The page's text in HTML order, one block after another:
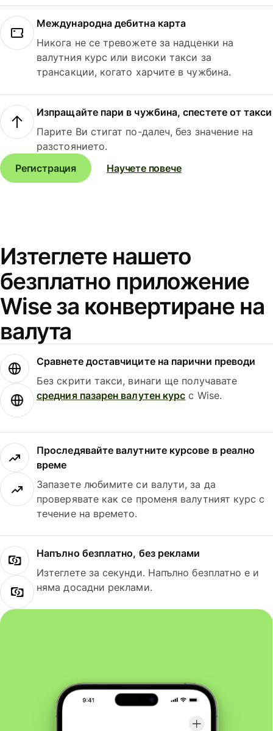
Международна дебитна карта
Никога не се тревожете за надценки на
валутния курс или високи такси за
трансакции, когато харчите в чужбина.
Изпращайте пари в чужбина, спестете от такси
Парите Ви стигат по-далеч, без значение на
разстоянието.
Регистрация
Научете повече
Изтеглете нашето
безплатно приложение
Wise за конвертиране на
валута
Сравнете доставчиците на парични преводи
Без скрити такси, винаги ще получавате
средния пазарен валутен курс с Wise.
Проследявайте валутните курсове в реално
време
Запазете любимите си валути, за да
проверявате как се променя валутният курс с
течение на времето.
Напълно безплатно, без реклами
Изтеглете за секунди. Напълно безплатно е и
няма досадни реклами.